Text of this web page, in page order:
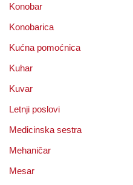
Konobar
Konobarica
Kućna pomoćnica
Kuhar
Kuvar
Letnji poslovi
Medicinska sestra
Mehaničar
Mesar